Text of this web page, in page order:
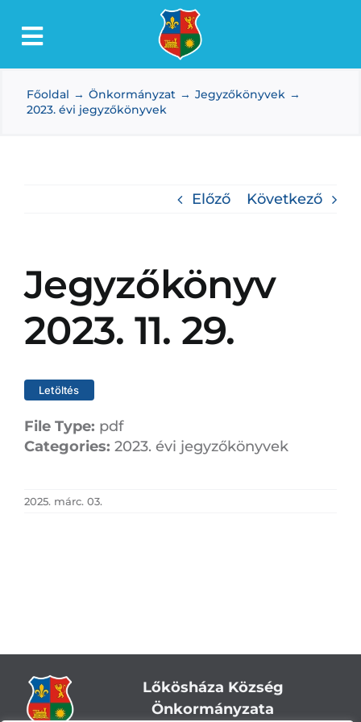
Toggle
Lőkösháza
Intézmények
Főoldal Önkormányzat
Jegyzőkönyvek
2023. évi jegyzőkönyvek
Előző Következő
Jegyzőkönyv
2023. 11. 29.
Letöltés
File Type: pdf
Categories: 2023. évi jegyzőkönyvek
2025. márc. 03.
Lőkösháza Község
Önkormányzata